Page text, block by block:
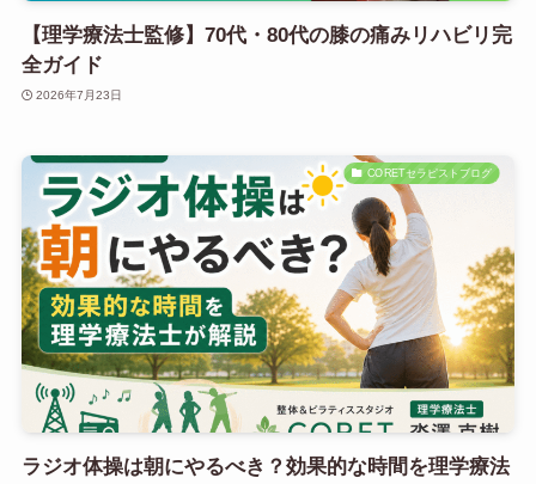
【理学療法士監修】70代・80代の膝の痛みリハビリ完
全ガイド
2026年7月23日
CORETセラピストブログ
ラジオ体操は朝にやるべき？効果的な時間を理学療法